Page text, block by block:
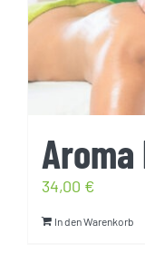
Aroma
34,00 €
In den Warenkorb